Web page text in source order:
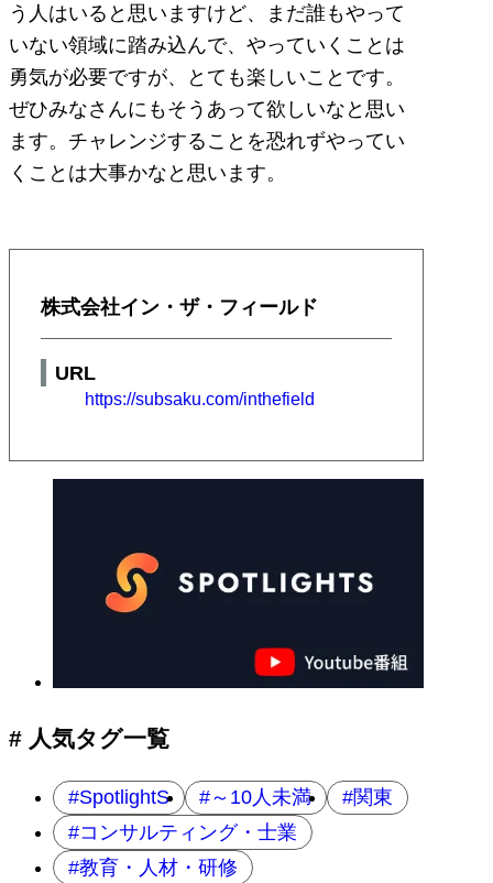
う人はいると思いますけど、まだ誰もやって
いない領域に踏み込んで、やっていくことは
勇気が必要ですが、とても楽しいことです。
ぜひみなさんにもそうあって欲しいなと思い
ます。チャレンジすることを恐れずやってい
くことは大事かなと思います。
株式会社イン・ザ・フィールド
URL
https://subsaku.com/inthefield
# 人気タグ一覧
SpotlightS ～10人未満
関東
コンサルティング・士業
教育・人材・研修